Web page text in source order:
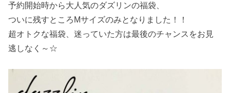
予約開始時から大人気のダズリンの福袋、
ついに残すところMサイズのみとなりました！！
超オトクな福袋、迷っていた方は最後のチャンスをお見
逃しなく～☆